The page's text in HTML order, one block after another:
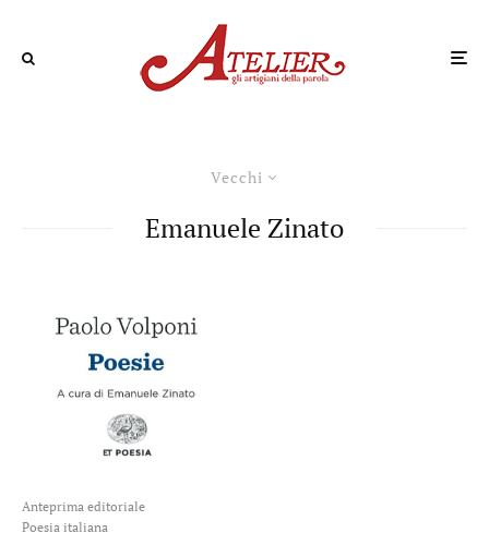
Vecchi
Emanuele Zinato
Anteprima editoriale
Poesia italiana